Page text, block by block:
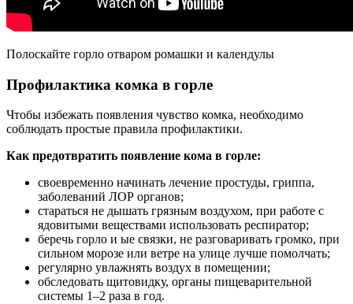
Полоскайте горло отваром ромашки и календулы
Профилактика комка в горле
Чтобы избежать появления чувство комка, необходимо
соблюдать простые правила профилактики.
Как предотвратить появление кома в горле:
своевременно начинать лечение простуды, гриппа,
заболеваний ЛОР органов;
стараться не дышать грязным воздухом, при работе с
ядовитыми веществами использовать респиратор;
беречь горло и ые связки, не разговаривать громко, при
сильном морозе или ветре на улице лучше помолчать;
регулярно увлажнять воздух в помещении;
обследовать щитовидку, органы пищеварительной
системы 1–2 раза в год.